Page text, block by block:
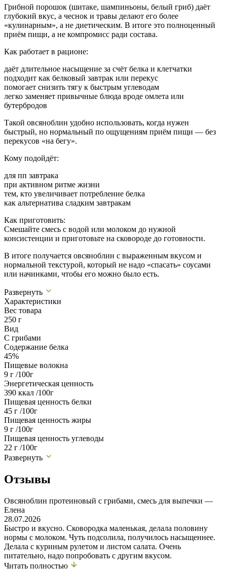
Грибной порошок (шитаке, шампиньоны, белый гриб) даёт
глубокий вкус, а чеснок и травы делают его более
«кулинарным», а не диетическим. В итоге это полноценный
приём пищи, а не компромисс ради состава.
Как работает в рационе:
даёт длительное насыщение за счёт белка и клетчатки
подходит как белковый завтрак или перекус
помогает снизить тягу к быстрым углеводам
легко заменяет привычные блюда вроде омлета или
бутербродов
Такой овсяноблин удобно использовать, когда нужен
быстрый, но нормальный по ощущениям приём пищи — без
перекусов «на бегу».
Кому подойдёт:
для пп завтрака
при активном ритме жизни
тем, кто увеличивает потребление белка
как альтернатива сладким завтракам
Как приготовить:
Смешайте смесь с водой или молоком до нужной
консистенции и приготовьте на сковороде до готовности.
В итоге получается овсяноблин с выраженным вкусом и
нормальной текстурой, который не надо «спасать» соусами
или начинками, чтобы его можно было есть.
Развернуть
Характеристики
Вес товара
250 г
Вид
С грибами
Содержание белка
45%
Пищевые волокна
9 г /100г
Энергетическая ценность
390 ккал /100г
Пищевая ценность белки
45 г /100г
Пищевая ценность жиры
9 г /100г
Пищевая ценность углеводы
22 г /100г
Развернуть
Отзывы
Овсяноблин протеиновый с грибами, смесь для выпечки —
Елена
28.07.2026
Быстро и вкусно. Сковородка маленькая, делала половину
нормы с молоком. Чуть подсолила, получилось насыщеннее.
Делала с куриным рулетом и листом салата. Очень
питательно, надо попробовать с другим вкусом.
Читать полностью